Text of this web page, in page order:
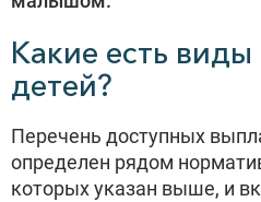
Какие есть
детей?
Перечень доступных
определен рядом
которых указан выше, и